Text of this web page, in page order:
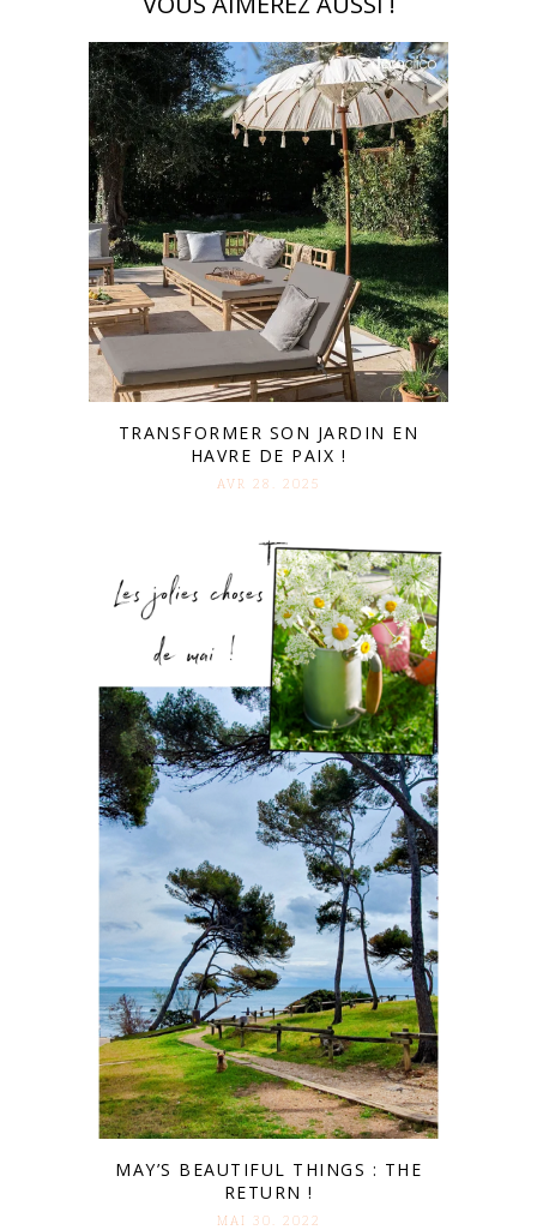
TRANSFORMER SON JARDIN EN
HAVRE DE PAIX !
AVR 28. 2025
MAY’S BEAUTIFUL THINGS : THE
RETURN !
MAI 30. 2022